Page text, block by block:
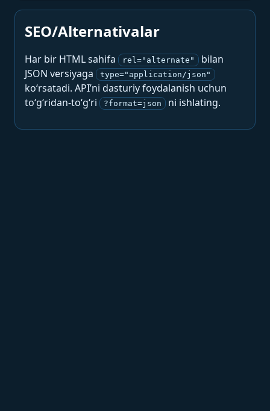
SEO/Alternativalar
Har bir HTML sahifa rel="alternate"
bilan
JSON versiyaga
type="application/json"
ko‘rsatadi. API’ni dasturiy foydalanish uchun
to‘g‘ridan-to‘g‘ri
?format=json ni ishlating.